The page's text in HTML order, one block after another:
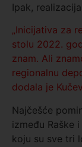
Ipak,
„Inicijativa za
stolu 2022.
znam. Ali
regionalnu
dodala je
Najčešće
između Raške
koju su sve tri